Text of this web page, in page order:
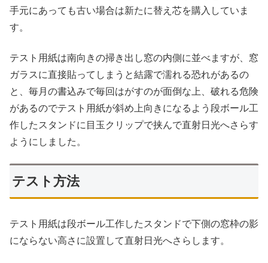
手元にあっても古い場合は新たに替え芯を購入していま
す。
テスト用紙は南向きの掃き出し窓の内側に並べますが、窓
ガラスに直接貼ってしまうと結露で濡れる恐れがあるの
と、毎月の書込みで毎回はがすのが面倒な上、破れる危険
があるのでテスト用紙が斜め上向きになるよう段ボール工
作したスタンドに目玉クリップで挟んで直射日光へさらす
ようにしました。
テスト方法
テスト用紙は段ボール工作したスタンドで下側の窓枠の影
にならない高さに設置して直射日光へさらします。